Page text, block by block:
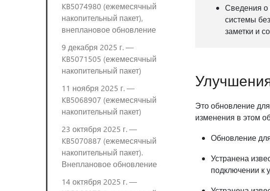
KB5074980 (ежемесячный
накопительный пакет),
внеплановое обновление
9 декабря 2025 г. —
KB5071505 (ежемесячный
накопительный пакет)
11 ноября 2025 г. —
KB5068907 (ежемесячный
накопительный пакет)
23 октября 2025 г. —
KB5070887 (ежемесячный
накопительный пакет).
Внеплановое обновление
14 октября 2025 г. —
Сведения о
системы
заметки и
Это обновление
изменения в этом
Обновление
Устранена
подключении к